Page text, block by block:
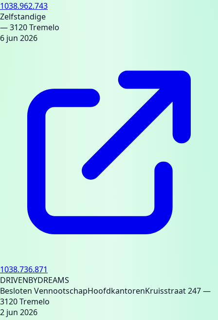
1038.962.743
Zelfstandige
— 3120 Tremelo
6 jun 2026
1038.736.871
DRIVENBYDREAMS
Besloten VennootschapHoofdkantorenKruisstraat 247—
3120 Tremelo
2 jun 2026